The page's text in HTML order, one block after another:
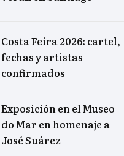
Costa Feira 2026: cartel,
fechas y artistas
confirmados
Exposición en el Museo
do Mar en homenaje a
José Suárez